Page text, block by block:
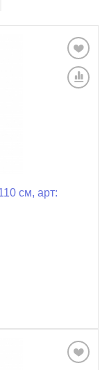
см, арт: